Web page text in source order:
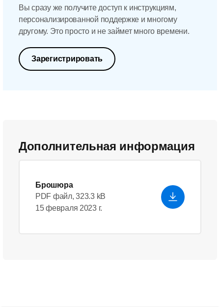
Вы сразу же получите доступ к инструкциям,
персонализированной поддержке и многому
другому. Это просто и не займет много времени.
Зарегистрировать
Дополнительная информация
Брошюра
PDF файл, 323.3 kB
15 февраля 2023 г.